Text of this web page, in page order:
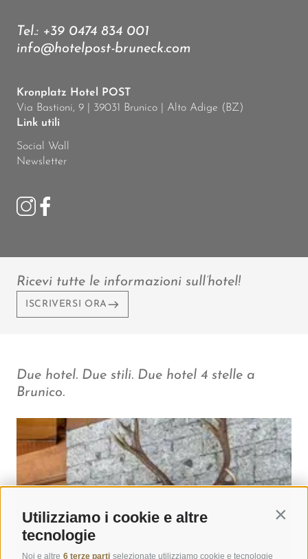
Utilizziamo i cookie e altre
tecnologie
Noi e altre 6 terze parti selezionate utilizziamo cookie e tecnologie
Tel.: +39 0474 834 001
info@hotelpost-bruneck.com
Kronplatz Hotel POST
Via Bastioni, 9 | 39031 Brunico | Alto Adige (BZ)
Link utili
Social Wall
Newsletter
Ricevi tutte le informazioni sull’hotel!
ISCRIVERSI ORA
Due hotel. Due stili. Due hotel 4 stelle a
Brunico.